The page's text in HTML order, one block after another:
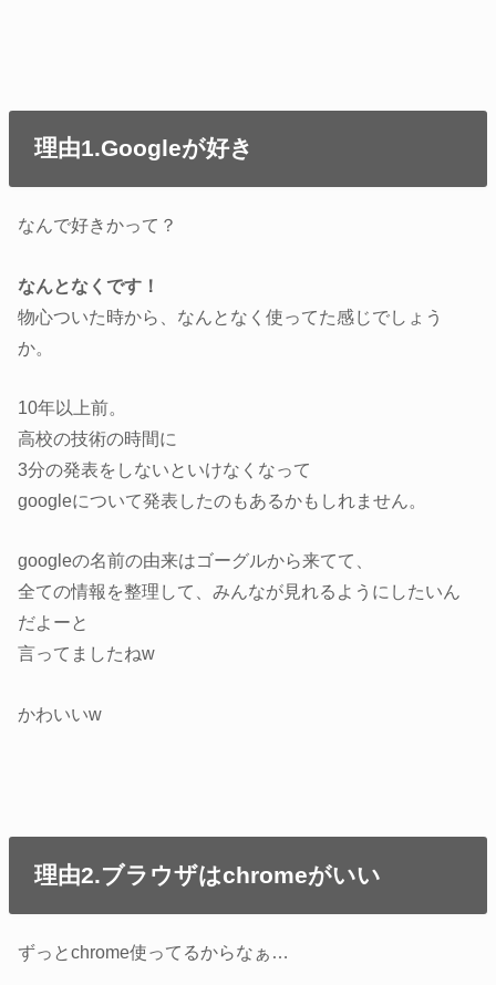
理由1.Googleが好き
なんで好きかって？
なんとなくです！
物心ついた時から、なんとなく使ってた感じでしょう
か。
10年以上前。
高校の技術の時間に
3分の発表をしないといけなくなって
googleについて発表したのもあるかもしれません。
googleの名前の由来はゴーグルから来てて、
全ての情報を整理して、みんなが見れるようにしたいん
だよーと
言ってましたねw
かわいいw
理由2.ブラウザはchromeがいい
ずっとchrome使ってるからなぁ…